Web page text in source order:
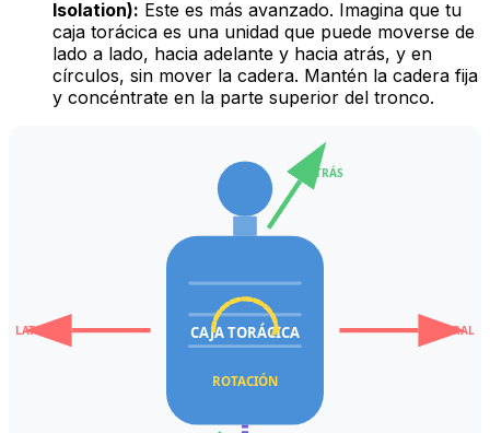
Isolation): Este es más avanzado. Imagina que tu
caja torácica es una unidad que puede moverse de
lado a lado, hacia adelante y hacia atrás, y en
círculos, sin mover la cadera. Mantén la cadera fija
y concéntrate en la parte superior del tronco.
CAJA TORÁCICA LATERAL
LATERAL
ATRÁS
ROTACIÓN